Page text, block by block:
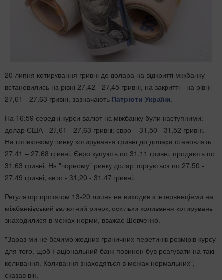
20 липня котирування гривні до долара на відкритті міжбанку
встановились на рівні 27,42 - 27,45 гривні, на закритті - на рівні
27,61 - 27,63 гривні, зазначають Патріоти України
На 16:59 середні курси валют на міжбанку були наступними:
долар США - 27,61 - 27,63 гривні; євро – 31,50 - 31,52 гривні.
На готівковому ринку котирування гривні до долара становлять
27,41 – 27,68 гривні. Євро купують по 31,11 гривні, продають по
31,63 гривні. На "чорному" ринку долар торгується по 27,50 -
27,49 гривні, євро - 31,20 - 31,47 гривні.
Регулятор протягом 13-20 липня не виходив з інтервенціями на
міжбанківський валютний ринок, оскільки коливання котирувань
знаходилися в межах норми, вважає Шевченко.
"Зараз ми не бачимо жодних граничних перетинів розмірів курсу
для того, щоб Національний банк повинен був реагувати на такі
коливання. Коливання знаходяться в межах нормальних", -
сказав він.